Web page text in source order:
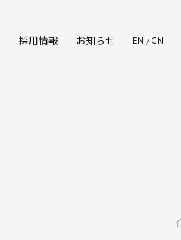
採用情報 お知らせ EN / CN